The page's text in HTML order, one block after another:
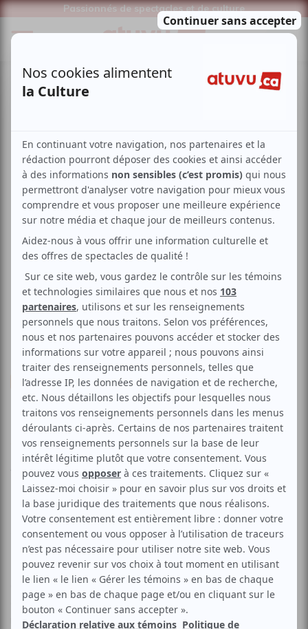
Passionnés de spectacles et de culture
Musique Rock
Hommage à U2 par Popmart
Voir les avis -->
Aucune offre promotionnelle
disponible
Soyez les premiers avisés dès qu'il y aura une offre promo
pour Hommage à U2 par Popmart: INSCRIVEZ-VOUS
L'expérience musicale de U2 sur scène! La musique, les
costumes et les décors, vous transporteront au coeur du
groupe le plus populaire de la planète. Vous entendrez les
meilleurs succès de U2, depuis les tous débuts jusqu'à